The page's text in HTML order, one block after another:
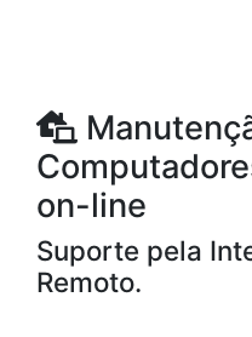
on-line
Suporte pela
Remoto.